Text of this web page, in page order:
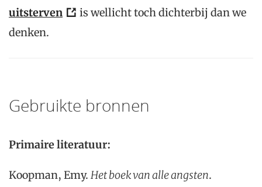
uitsterven
is wellicht toch dichterbij dan we
denken.
Gebruikte bronnen
Primaire literatuur:
Koopman, Emy. Het boek van alle angsten.